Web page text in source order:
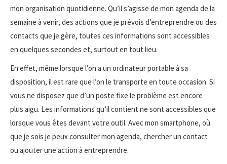
mon organisation quotidienne. Qu’il s’agisse de mon agenda de la
semaine à venir, des actions que je prévois d’entreprendre ou des
contacts que je gère, toutes ces informations sont accessibles
en quelques secondes et, surtout en tout lieu.
En effet, même lorsque l’on a un ordinateur portable à sa
disposition, il est rare que l’on le transporte en toute occasion. Si
vous ne disposez que d’un poste fixe le problème est encore
plus aigu. Les informations qu’il contient ne sont accessibles que
lorsque vous êtes devant votre outil. Avec mon smartphone, où
que je sois je peux consulter mon agenda, chercher un contact
ou ajouter une action à entreprendre.